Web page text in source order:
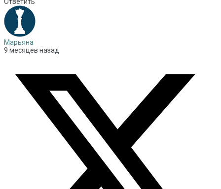
Ответить
Марьяна
9 месяцев назад